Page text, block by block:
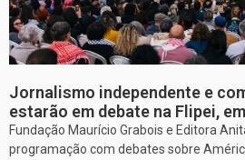
Jornalismo independente e
estarão em debate na Flipei,
Fundação Maurício Grabois e Editora
programação com debates sobre